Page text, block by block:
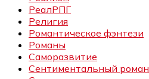
РеалРПГ
Религия
Романтическое фэнтези
Романы
Саморазвитие
Сентиментальный роман